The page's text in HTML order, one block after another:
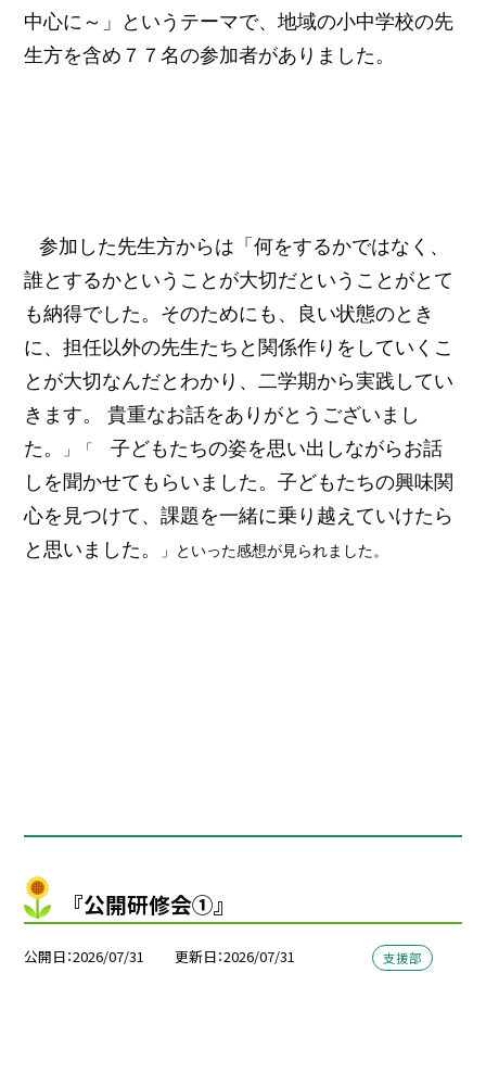
中心に～」というテーマで、地域の小中学校の先
生方を含め７７名の参加者がありました。
参加した先生方からは「何をするかではなく、
誰とするかということが大切だということがとて
も納得でした。そのためにも、良い状態のとき
に、担任以外の先生たちと関係作りをしていくこ
とが大切なんだとわかり、二学期から実践してい
きます。 貴重なお話をありがとうございまし
た。
」「
子どもたちの姿を思い出しながらお話
しを聞かせてもらいました。子どもたちの興味関
心を見つけて、課題を一緒に乗り越えていけたら
と思いました。
」といった感想が見られました。
『公開研修会①』
公開日 2026/07/31 更新日 2026/07/31 支援部